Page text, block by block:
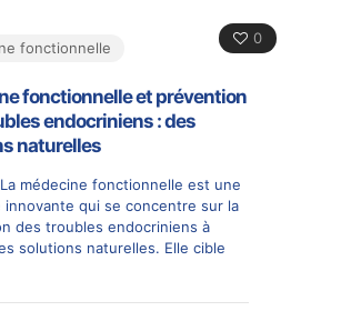
0
fonctionnelle
fonctionnelle et prévention
endocriniens : des
naturelles
La médecine fonctionnelle est une
innovante qui se concentre sur la
des troubles endocriniens à
solutions naturelles. Elle cible